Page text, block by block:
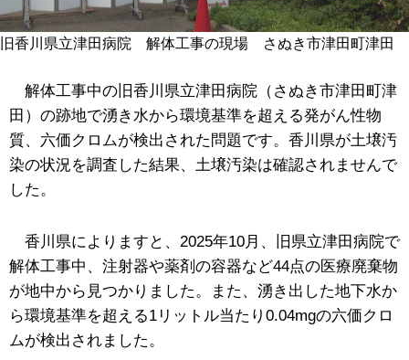
旧香川県立津田病院 解体工事の現場 さぬき市津田町津田
解体工事中の旧香川県立津田病院（さぬき市津田町津
田）の跡地で湧き水から環境基準を超える発がん性物
質、六価クロムが検出された問題です。香川県が土壌汚
染の状況を調査した結果、土壌汚染は確認されませんで
した。
香川県によりますと、2025年10月、旧県立津田病院で
解体工事中、注射器や薬剤の容器など44点の医療廃棄物
が地中から見つかりました。また、湧き出した地下水か
ら環境基準を超える1リットル当たり0.04mgの六価クロ
ムが検出されました。